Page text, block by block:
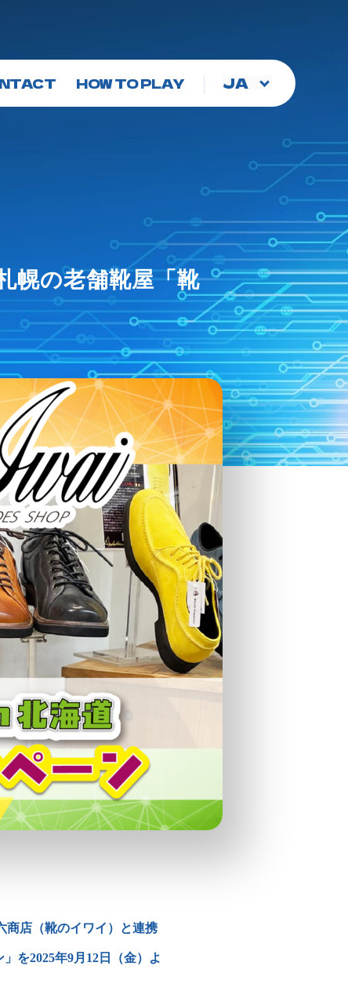
HOW TO PLAY
言
幌の老舗靴屋「靴
商店（靴のイワイ）と連携
を2025年9月12日（金）よ